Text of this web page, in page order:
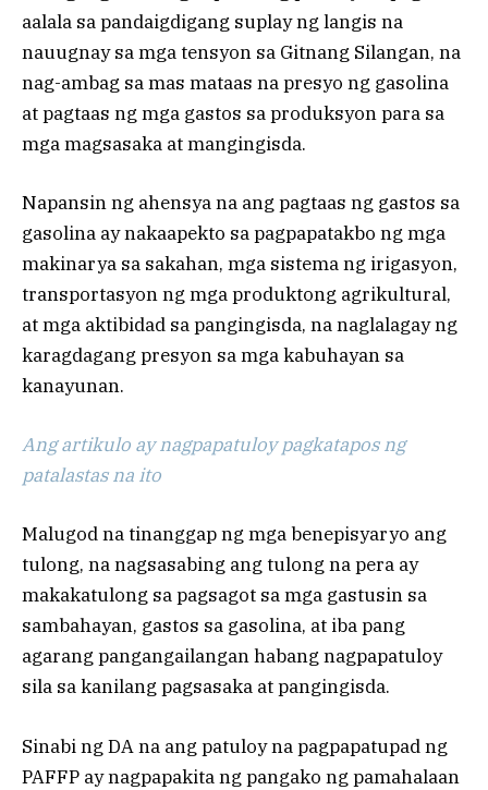
aalala sa pandaigdigang suplay ng langis na
nauugnay sa mga tensyon sa Gitnang Silangan, na
nag-ambag sa mas mataas na presyo ng gasolina
at pagtaas ng mga gastos sa produksyon para sa
mga magsasaka at mangingisda.
Napansin ng ahensya na ang pagtaas ng gastos sa
gasolina ay nakaapekto sa pagpapatakbo ng mga
makinarya sa sakahan, mga sistema ng irigasyon,
transportasyon ng mga produktong agrikultural,
at mga aktibidad sa pangingisda, na naglalagay ng
karagdagang presyon sa mga kabuhayan sa
kanayunan.
Ang artikulo ay nagpapatuloy pagkatapos ng
patalastas na ito
Malugod na tinanggap ng mga benepisyaryo ang
tulong, na nagsasabing ang tulong na pera ay
makakatulong sa pagsagot sa mga gastusin sa
sambahayan, gastos sa gasolina, at iba pang
agarang pangangailangan habang nagpapatuloy
sila sa kanilang pagsasaka at pangingisda.
Sinabi ng DA na ang patuloy na pagpapatupad ng
PAFFP ay nagpapakita ng pangako ng pamahalaan